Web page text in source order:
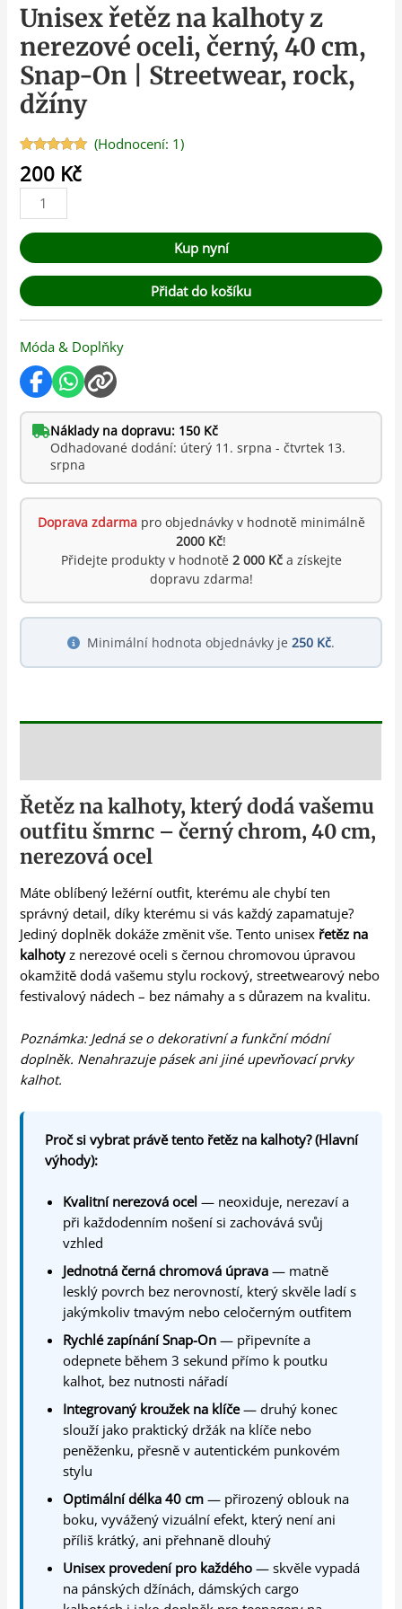
Unisex řetěz na kalhoty z
nerezové oceli, černý, 40 cm,
Snap-On | Streetwear, rock,
džíny
Hodnoceno
5.00z 5 na
základě
hodnocení
zákazníka
(Hodnocení: 1)
200 Kč
Kup nyní
Přidat do košíku
Móda & Doplňky
Náklady na dopravu: 150 Kč
Odhadované dodání: úterý 11. srpna - čtvrtek 13.
srpna
Doprava zdarmapro objednávky v hodnotě minimálně
2000 Kč!
Přidejte produkty v hodnotě 2 000 Kča získejte
dopravu zdarma!
Minimální hodnota objednávky je 250 Kč.
Řetěz na kalhoty, který dodá vašemu
outfitu šmrnc – černý chrom, 40 cm,
nerezová ocel
Máte oblíbený ležérní outfit, kterému ale chybí ten
správný detail, díky kterému si vás každý zapamatuje?
Jediný doplněk dokáže změnit vše. Tento unisex řetěz na
kalhoty z nerezové oceli s černou chromovou úpravou
okamžitě dodá vašemu stylu rockový, streetwearový nebo
festivalový nádech – bez námahy a s důrazem na kvalitu.
Poznámka: Jedná se o dekorativní a funkční módní
doplněk. Nenahrazuje pásek ani jiné upevňovací prvky
kalhot.
Proč si vybrat právě tento řetěz na kalhoty? (Hlavní
výhody):
Kvalitní nerezová ocel — neoxiduje, nerezaví a
při každodenním nošení si zachovává svůj
vzhled
Jednotná černá chromová úprava — matně
lesklý povrch bez nerovností, který skvěle ladí s
jakýmkoliv tmavým nebo celočerným outfitem
Rychlé zapínání Snap-On — připevníte a
odepnete během 3 sekund přímo k poutku
kalhot, bez nutnosti nářadí
Integrovaný kroužek na klíče— druhý konec
slouží jako praktický držák na klíče nebo
peněženku, přesně v autentickém punkovém
stylu
Optimální délka 40 cm — přirozený oblouk na
boku, vyvážený vizuální efekt, který není ani
příliš krátký, ani přehnaně dlouhý
Unisex provedení pro každého — skvěle vypadá
na pánských džínách, dámských cargo